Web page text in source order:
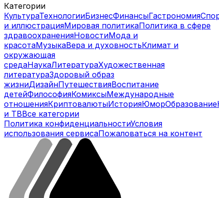
Категории
КультураТехнологииБизнесФинансыГастрономия
и иллюстрацияМировая политикаПолитика в сфере
здравоохраненияНовостиМода и
красотаМузыкаВера и духовностьКлимат и
окружающая
средаНаукаЛитератураХудожественная
литератураЗдоровый образ
жизниДизайнПутешествияВоспитание
детейФилософияКомиксыМеждународные
отношенияКриптовалютыИсторияЮморОбразование
и ТВВсе категории
Политика конфиденциальностиУсловия
использования сервисаПожаловаться на контент